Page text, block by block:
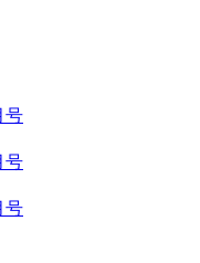
号
号
号